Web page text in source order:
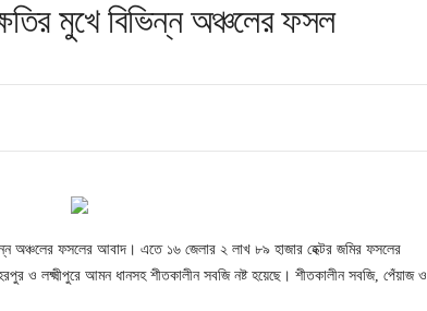
মুখে বিভিন্ন অঞ্চলের ফসল
অঞ্চলের ফসলের আবাদ। এতে ১৬ জেলার ২ লাখ ৮৯ হাজার হেক্টর জমির ফসলের
ও লক্ষ্মীপুরে আমন ধানসহ শীতকালীন সবজি নষ্ট হয়েছে। শীতকালীন সবজি, পেঁয়াজ ও